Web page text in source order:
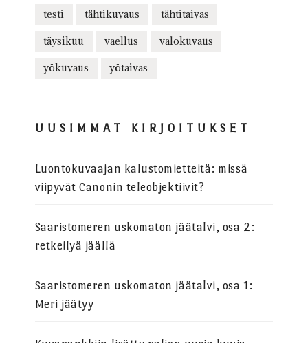
testi tähtikuvaus tähtitaivas
täysikuu vaellus valokuvaus
yökuvaus yötaivas
UUSIMMAT KIRJOITUKSET
Luontokuvaajan kalustomietteitä: missä
viipyvät Canonin teleobjektiivit?
Saaristomeren uskomaton jäätalvi, osa 2:
retkeilyä jäällä
Saaristomeren uskomaton jäätalvi, osa 1:
Meri jäätyy